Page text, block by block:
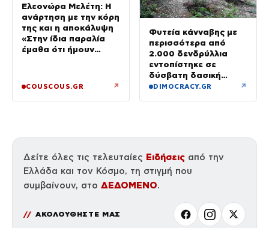
Ελεονώρα Μελέτη: Η
ανάρτηση με την κόρη
της και η αποκάλυψη
«Στην ίδια παραλία
έμαθα ότι ήμουν
COUSCOUS.GR ↗
Φυτεία κάνναβης με
περισσότερα από
2.000 δενδρύλλια
εντοπίστηκε σε
δύσβατη δασική
περιοχή στη Φθιώτιδα
DIMOCRACY.GR ↗
Δείτε όλες τις τελευταίες Ειδήσεις από την
Ελλάδα και τον Κόσμο, τη στιγμή που
συμβαίνουν, στο ΔΕΔΟΜΕΝΟ.
ΑΚΟΛΟΥΘΗΣΤΕ ΜΑΣ